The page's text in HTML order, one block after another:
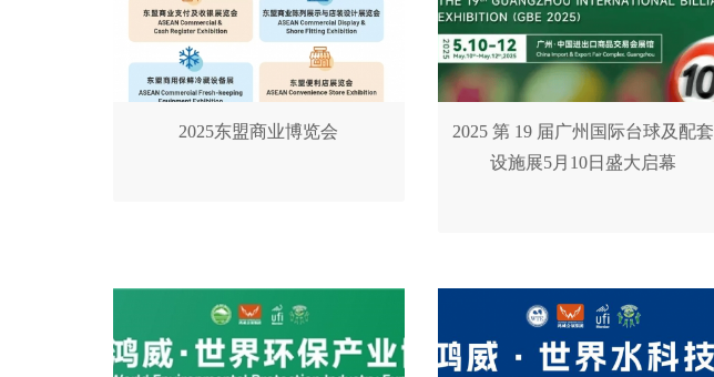
2025东盟商业博览会
2025 第 19 届广州国际台球及配套
设施展5月10日盛大启幕